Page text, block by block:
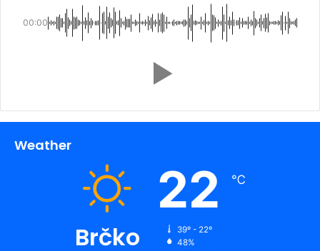
00:00
Weather
Brčko
22 ℃
39º - 22º
48%